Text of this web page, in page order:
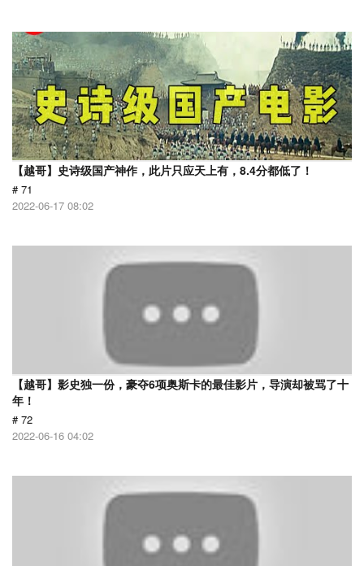
【越哥】史诗级国产神作，此片只应天上有，8.4分都低了！
# 71
2022-06-17 08:02
【越哥】影史独一份，豪夺6项奥斯卡的最佳影片，导演却被骂了十
年！
# 72
2022-06-16 04:02